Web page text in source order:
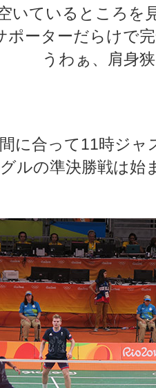
いているところを
ポーターだらけで
うわぁ、肩身
に合って11時ジ
ルの準決勝戦は始